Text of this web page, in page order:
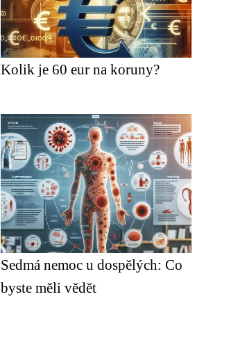
Kolik je 60 eur na koruny?
Sedmá nemoc u dospělých: Co
byste měli vědět